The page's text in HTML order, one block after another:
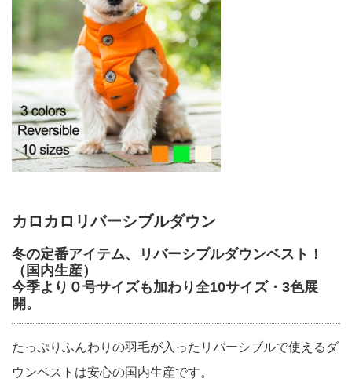
カロカロリバーシブルダウン
冬の定番アイテム、リバーシブルダウンベスト！
（国内生産）
今季より０号サイズも加わり全10サイズ・3色展
開。
たっぷりふんわりの羽毛が入ったリバーシブルで使えるダ
ウンベストは安心の国内生産です。